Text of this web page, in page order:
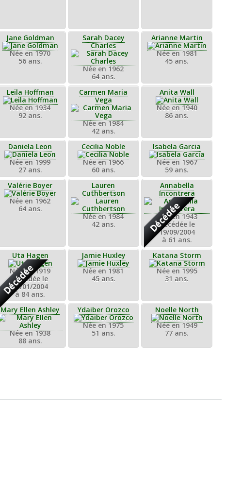
Jane Goldman
Née en 1970
56 ans.
Sarah Dacey
Charles
Née en 1962
64 ans.
Arianne Martin
Née en 1981
45 ans.
Leila Hoffman
Née en 1934
92 ans.
Carmen Maria
Vega
Née en 1984
42 ans.
Anita Wall
Née en 1940
86 ans.
Daniela Leon
Née en 1999
27 ans.
Cecilia Noble
Née en 1966
60 ans.
Isabela Garcia
Née en 1967
59 ans.
Valérie Boyer
Née en 1962
64 ans.
Lauren
Cuthbertson
Née en 1984
42 ans.
Annabella
Incontrera
Décédée
Née en 1943
Décédée le
19/09/2004
à 61 ans.
Uta Hagen
Décédée
Née en 1919
Décédée le
14/01/2004
à 84 ans.
Jamie Huxley
Née en 1981
45 ans.
Katana Storm
Née en 1995
31 ans.
Mary Ellen Ashley
Née en 1938
88 ans.
Ydaiber Orozco
Née en 1975
51 ans.
Noelle North
Née en 1949
77 ans.